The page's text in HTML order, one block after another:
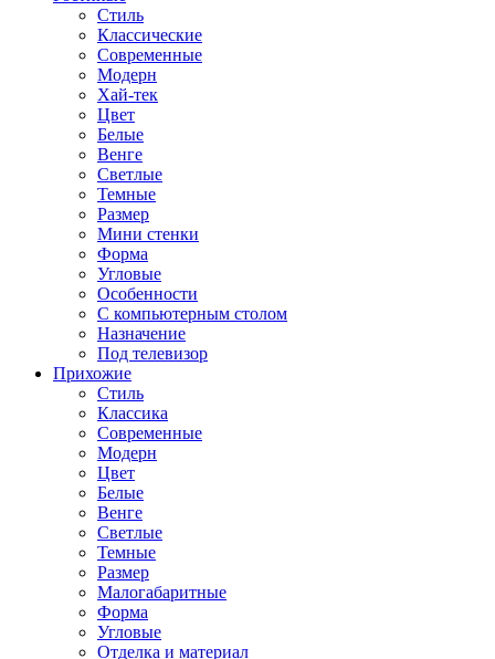
Стиль
Классические
Современные
Модерн
Хай-тек
Цвет
Белые
Венге
Светлые
Темные
Размер
Мини стенки
Форма
Угловые
Особенности
С компьютерным столом
Назначение
Под телевизор
Прихожие
Стиль
Классика
Современные
Модерн
Цвет
Белые
Венге
Светлые
Темные
Размер
Малогабаритные
Форма
Угловые
Отделка и материал